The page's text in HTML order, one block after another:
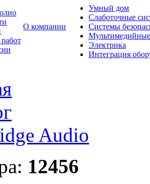
О компании
Умный дом
Слаботочные
Системы
Электрика
Интеграция
Audio
12456